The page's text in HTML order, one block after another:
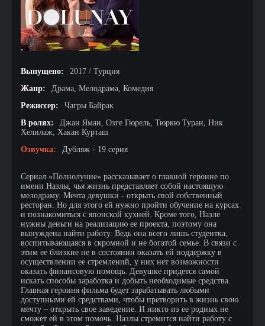
Выпущено:
2017 / Турция
Жанр:
Драма, Мелодрама, Комедия
Режиссер:
Чагры Байрак
В ролях:
Джан Яман, Озге Гюрель, Тюркю Туран, Ник
Хелилаж, Хакан Курташ
Озвучка:
Дубляж - 19 серия
Сериал «Полнолуние» рассказывает о главной героине по
имени Назлы, чья жизнь представляет собой настоящую
мелодраму. Мечта девушки - открыть свой собственный
ресторан. Но для этого ей нужно пройти обучение на курсах
и познакомиться с японской кухней. Кроме того, Назле
нужны деньги на реализацию ее проекта, поэтому она
вынуждена найти работу. Ведь она всего лишь студентка,
воспитывающаяся в скромной и не богатой семье. В связи с
этим ее близкие не в состоянии оказать ей поддержку в
осуществлении ее стремлений, у них нет возможности
оказать финансовую помощь. Девушке придется самой
искать способы заработка и добыть необходимые средства.
Главная героиня фильма будет зарабатывать любыми
доступными ей средствами, чтобы претворить в жизнь свою
мечту – открыть свое заведение. И никто из ее родных не
сможет ей в этом помочь. Назлы стремится найти работу с